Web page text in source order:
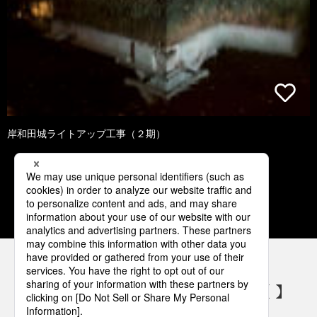
岸和田城ライトアップ工事（２期）
1 2 3 4 5
パナソニックの電気設備 SNSアカウント